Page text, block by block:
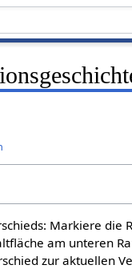
Markiere die
am unteren
zur aktuellen